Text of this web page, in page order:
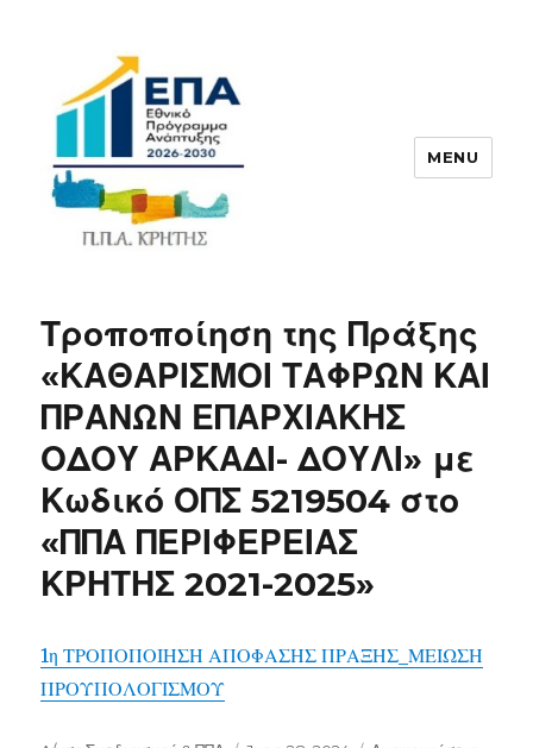
MENU
Τροποποίηση της Πράξης
«ΚΑΘΑΡΙΣΜΟΙ ΤΑΦΡΩΝ ΚΑΙ
ΠΡΑΝΩΝ ΕΠΑΡΧΙΑΚΗΣ
ΟΔΟΥ ΑΡΚΑΔΙ- ΔΟΥΛΙ» με
Κωδικό ΟΠΣ 5219504 στο
«ΠΠΑ ΠΕΡΙΦΕΡΕΙΑΣ
ΚΡΗΤΗΣ 2021-2025»
1η ΤΡΟΠΟΠΟΙΗΣΗ ΑΠΟΦΑΣΗΣ ΠΡΑΞΗΣ_ΜΕΙΩΣΗ
ΠΡΟΥΠΟΛΟΓΙΣΜΟΥ